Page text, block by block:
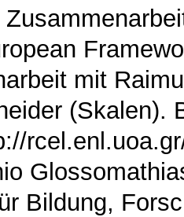
mit
(Skalen).
Bildung,